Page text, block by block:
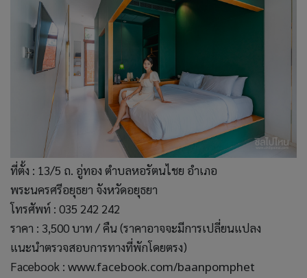
ที่ตั้ง : 13/5 ถ. อู่ทอง ตำบลหอรัตนไชย อำเภอ
พระนครศรีอยุธยา จังหวัดอยุธยา
โทรศัพท์ : 035 242 242
ราคา : 3,500 บาท / คืน (ราคาอาจจะมีการเปลี่ยนแปลง
แนะนำตรวจสอบการทางที่พักโดยตรง)
Facebook : www.facebook.com/baanpomphet